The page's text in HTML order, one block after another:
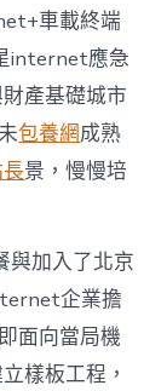
車載終端
internet應急
產基礎城市
包養網成熟
景，慢慢培
與加入了北京
企業擔
面向‌當局機
樣板工程，